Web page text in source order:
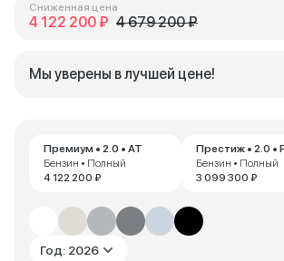
Премиум • 2.0 • AT
Бензин • Полный
4 122 200 ₽
Престиж • 2.0 •
Бензин • Полный
3 099 300 ₽
Год: 2026
Сниженная цена
4 122 200 ₽ 4 679 200 ₽
Мы уверены в лучшей цене!